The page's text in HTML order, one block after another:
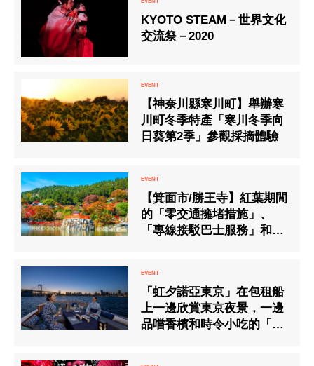
KYOTO STEAM－世界文化
交流祭－2020
【神奈川縣寒川町】舉辦寒
川町冬季特產「寒川冬季向
日葵第2季」參觀採摘體驗
【箕面市/勝王寺】紅葉期間
的「零交通擁堵措施」、
「專線接駁巴士服務」和
「虹夕諾亞東京」在包租船
上一邊欣賞東京夜景，一邊
品嚐香檳和時令小吃的「夏